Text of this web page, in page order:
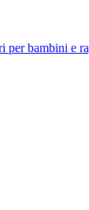
per bambini e